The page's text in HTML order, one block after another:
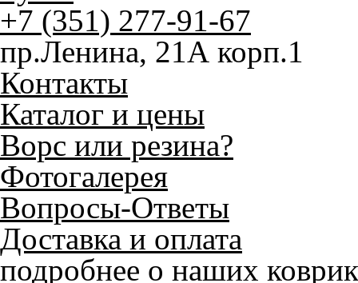
+7 (351) 277-91-67
пр.Ленина, 21А корп.1
Контакты
Каталог и цены
Ворс или резина?
Фотогалерея
Вопросы-Ответы
Доставка и оплата
подробнее о наших